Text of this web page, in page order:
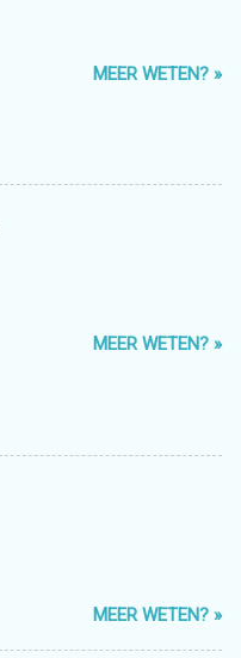
MEER WETEN? »
MEER WETEN? »
MEER WETEN? »